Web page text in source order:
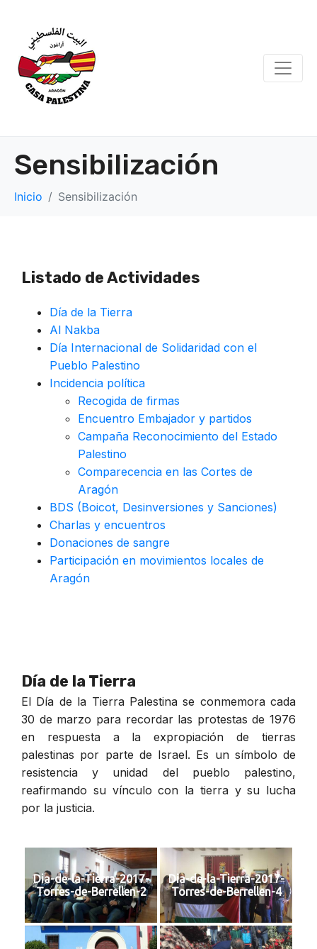
Sensibilización
Inicio Sensibilización
Listado de Actividades
Día de la Tierra
Al Nakba
Día Internacional de Solidaridad con el
Pueblo Palestino
Incidencia política
Recogida de firmas
Encuentro Embajador y partidos
Campaña Reconocimiento del Estado
Palestino
Comparecencia en las Cortes de
Aragón
BDS (Boicot, Desinversiones y Sanciones)
Charlas y encuentros
Donaciones de sangre
Participación en movimientos locales de
Aragón
Día de la Tierra
El Día de la Tierra Palestina se conmemora cada
30 de marzo para recordar las protestas de 1976
en respuesta a la expropiación de tierras
palestinas por parte de Israel. Es un símbolo de
resistencia y unidad del pueblo palestino,
reafirmando su vínculo con la tierra y su lucha
por la justicia.
Dia-de-la-Tierra-2017-
Torres-de-Berrellen-2
Dia-de-la-Tierra-2017-
Torres-de-Berrellen-4